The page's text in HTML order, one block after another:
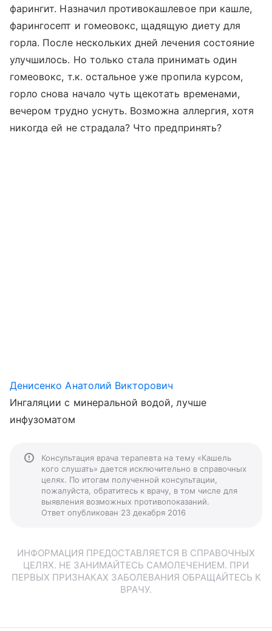
фарингит. Назначил противокашлевое при кашле,
фарингосепт и гомеовокс, щадящую диету для
горла. После нескольких дней лечения состояние
улучшилось. Но только стала принимать один
гомеовокс, т.к. остальное уже пропила курсом,
горло снова начало чуть щекотать временами,
вечером трудно уснуть. Возможна аллергия, хотя
никогда ей не страдала? Что предпринять?
Денисенко Анатолий Викторович
Ингаляции с минеральной водой, лучше
инфузоматом
Консультация врача терапевта на тему «Кашель
кого слушать» дается исключительно в справочных
целях. По итогам полученной консультации,
пожалуйста, обратитесь к врачу, в том числе для
выявления возможных противопоказаний.
Ответ опубликован 23 декабря 2016
ИНФОРМАЦИЯ ПРЕДОСТАВЛЯЕТСЯ В СПРАВОЧНЫХ
ЦЕЛЯХ. НЕ ЗАНИМАЙТЕСЬ САМОЛЕЧЕНИЕМ. ПРИ
ПЕРВЫХ ПРИЗНАКАХ ЗАБОЛЕВАНИЯ ОБРАЩАЙТЕСЬ К
ВРАЧУ.